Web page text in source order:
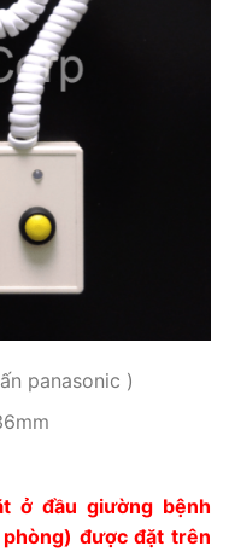
panasonic )
ở đầu giường bệnh
được đặt trên